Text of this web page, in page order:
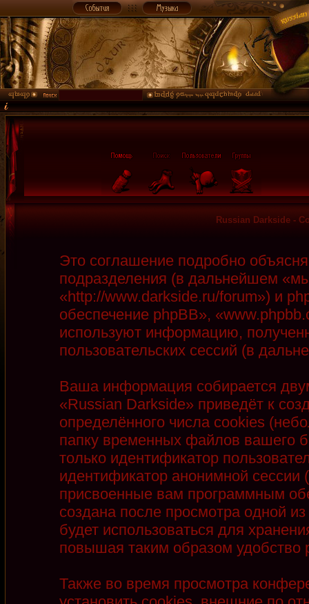
Russian Darkside -
Это соглашение подробно
подразделения (в дальнейшем
«http://www.darkside.ru/forum») и
обеспечение phpBB»,
используют информацию,
пользовательских сессий (в
Ваша информация собирается
«Russian Darkside» приведёт к
определённого числа cookies
папку временных файлов вашего
только идентификатор
идентификатор анонимной
присвоенные вам программным
создана после просмотра одной
будет использоваться для
повышая таким образом
Также во время просмотра